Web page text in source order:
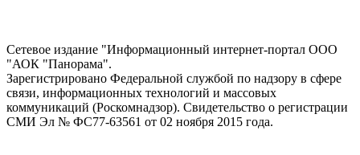
Сетевое издание "Информационный интернет-портал ООО
"АОК "Панорама".
Зарегистрировано Федеральной службой по надзору в сфере
связи, информационных технологий и массовых
коммуникаций (Роскомнадзор). Cвидетельство о регистрации
СМИ Эл № ФС77-63561 от 02 ноября 2015 года.